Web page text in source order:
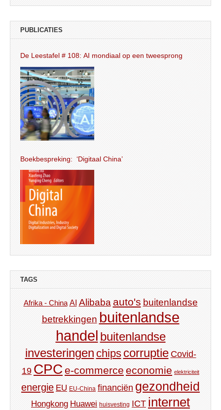
PUBLICATIES
De Leestafel # 108: AI mondiaal op een tweesprong
Boekbespreking: ‘Digitaal China’
TAGS
Afrika - China AI Alibaba auto's buitenlandse
betrekkingen buitenlandse
handel buitenlandse
investeringen chips corruptie Covid-
19 CPC e-commerce economie elektriciteit
energie EU EU-China financiën gezondheid
Hongkong Huawei huisvesting ICT internet